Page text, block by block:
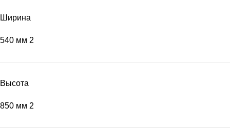
Ширина
540 мм 2
Высота
850 мм 2